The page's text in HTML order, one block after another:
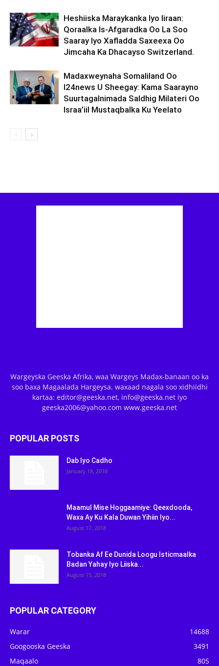
Heshiiska Maraykanka Iyo Iiraan:
Qoraalka Is-Afgaradka Oo La Soo
Saaray Iyo Xafladda Saxeexa Oo
Jimcaha Ka Dhacayso Switzerland.
Madaxweynaha Somaliland Oo
I24news U Sheegay: Kama Saarayno
Suurtagalnimada Saldhig Milateri Oo
Israa’iil Mustaqbalka Ku Yeelato
Wargeyska Geeska Afrika, waa Wargeys Madax-banaan oo ka
soo baxa Magaalada Hargeysa. waxaad nagala soo xidhiidhi
kartaa: editor@geeska.net, info@geeska.net iyo
geeska2006@yahoo.com www.geeska.net
POPULAR POSTS
Dab Iyo Cadho
January 18, 2018
Maamul Mise Hoggaamiye: Qeexdooda,
Waxa Ay Ku Kala Duwan Yihiin Iyo...
August 17, 2018
Tobanka Af Ee Dunida Loogu Isticmaalka
Badan Yahay Iyo Liiska...
August 15, 2018
POPULAR CATEGORY
Warar
14688
Googooska Geeska
3491
Maqaalo
805